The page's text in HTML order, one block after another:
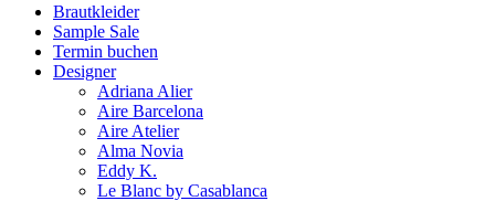
Brautkleider
Sample Sale
Termin buchen
Designer
Adriana Alier
Aire Barcelona
Aire Atelier
Alma Novia
Eddy K.
Le Blanc by Casablanca